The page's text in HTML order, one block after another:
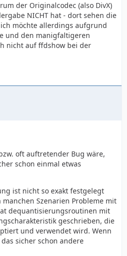
der Originalcodec (also DivX)
NICHT hat - dort sehen die
möchte allerdings aufgrund
und den manigfaltigeren
nicht auf ffdshow bei der
oft auftretender Bug wäre,
schon einmal etwas
ist nicht so exakt festgelegt
manchen Szenarien Probleme mit
dequantisierungsroutinen mit
geschrieben, die
und verwendet wird. Wenn
sicher schon andere